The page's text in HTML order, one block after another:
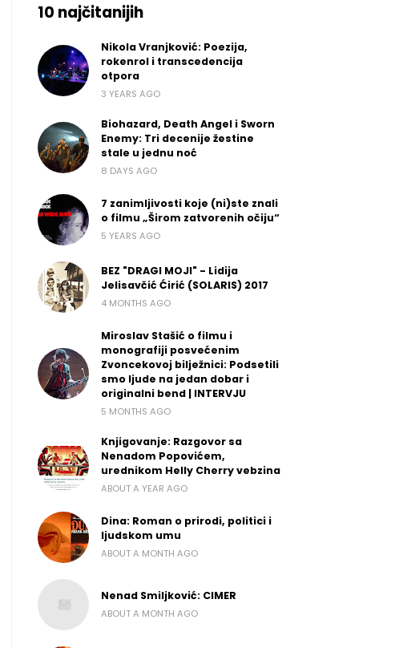
10 najčitanijih
Nikola Vranjković: Poezija,
rokenrol i transcedencija
otpora
3 YEARS AGO
Biohazard, Death Angel i Sworn
Enemy: Tri decenije žestine
stale u jednu noć
8 DAYS AGO
7 zanimljivosti koje (ni)ste znali
o filmu „Širom zatvorenih očiju“
5 YEARS AGO
BEZ "DRAGI MOJI" - Lidija
Jelisavčić Ćirić (SOLARIS) 2017
4 MONTHS AGO
Miroslav Stašić o filmu i
monografiji posvećenim
Zvoncekovoj bilježnici: Podsetili
smo ljude na jedan dobar i
originalni bend | INTERVJU
5 MONTHS AGO
Knjigovanje: Razgovor sa
Nenadom Popovićem,
urednikom Helly Cherry vebzina
ABOUT A YEAR AGO
Dina: Roman o prirodi, politici i
ljudskom umu
ABOUT A MONTH AGO
Nenad Smiljković: CIMER
ABOUT A MONTH AGO